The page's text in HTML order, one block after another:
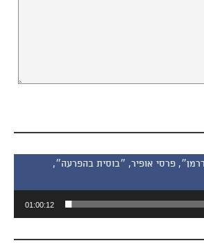
505: ״ספיידרמן״, פרסי אופיר, ״בוסית בהפרעה״,
01:00:12